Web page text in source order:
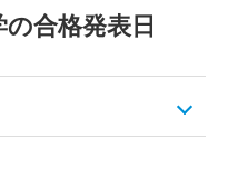
合格発表日